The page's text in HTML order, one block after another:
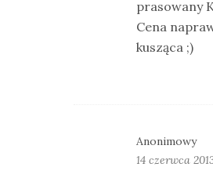
prasowany
Cena
kusząca ;)
Anonimowy
14 czerwca